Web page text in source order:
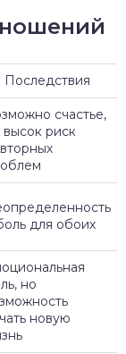
Последствия
счастье,
высок риск
для обоих
но
новую